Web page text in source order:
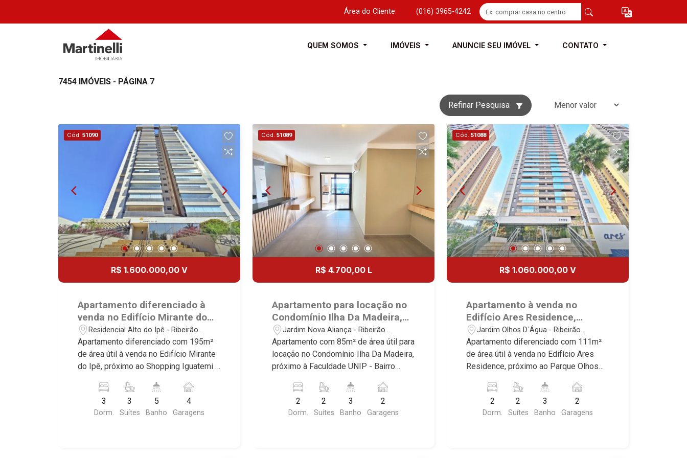
Área do Cliente (016) 3965-4242
QUEM SOMOS IMÓVEIS ANUNCIE SEU IMÓVEL CONTATO
7454 IMÓVEIS - PÁGINA 7
Refinar Pesquisa
Cód. 51090
R$ 1.600.000,00 V
Apartamento diferenciado à
venda no Edifício Mirante do
Ipê, próximo ao Shopping
Iguatemi - Ribeirão Preto/SP.
Residencial Alto do Ipê - Ribeirão
Preto/SP
Apartamento diferenciado com 195m²
de área útil à venda no Edifício Mirante
do Ipê, próximo ao Shopping Iguatemi -
Preto/SP. Conheça as características
deste imóvel que a Martinelli
Imobiliária selecionou para você: -
3
Dorm.
3
Suítes
5
Banho
4
Garagens
Cód. 51089
R$ 4.700,00 L
Apartamento para locação no
Condomínio Ilha Da Madeira,
próximo à Faculdade UNIP -
Ribeirão Preto/SP.
Jardim Nova Aliança - Ribeirão
Preto/SP
Apartamento com 85m² de área útil para
locação no Condomínio Ilha Da Madeira,
próximo à Faculdade UNIP - Bairro
Conheça as características deste
imóvel que a Martinelli Imobiliária
selecionou para você: - 85m² de área
2
Dorm.
2
Suítes
3
Banho
2
Garagens
Cód. 51088
R$ 1.060.000,00 V
Apartamento à venda no
Edifício Ares Residence,
próximo ao Parque Olhos
D`água - Ribeirão Preto/SP.
Jardim Olhos D`Água - Ribeirão
Preto/SP
Apartamento diferenciado com 111m²
de área útil à venda no Edifício Ares
Residence, próximo ao Parque Olhos
Ribeirão Preto/SP. Conheça as
características deste imóvel que a
Martinelli Imobiliária selecionou para
2
Dorm.
2
Suítes
3
Banho
2
Garagens